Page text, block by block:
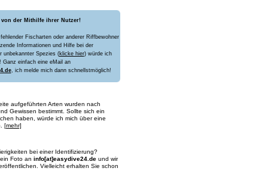
von der Mithilfe ihrer Nutzer!
Fischarten oder anderer Riffbewohner
Informationen und Hilfe bei der
unbekannter Spezies (klicke hier) würde ich
Ganz einfach eine eMail an
, ich melde mich dann schnellstmöglich!
aufgeführten Arten wurden nach
Gewissen bestimmt. Sollte sich ein
haben, würde ich mich über eine
[mehr]
bei einer Identifizierung?
Foto an info[at]easydive24.deund wir
Vielleicht erhalten Sie schon